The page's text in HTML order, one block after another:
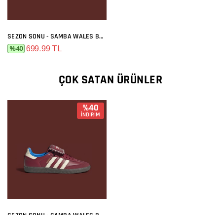
SEZON SONU - SAMBA WALES BONNER BORDO
%40 699.99 TL
ÇOK SATAN ÜRÜNLER
%40
İNDİRİM